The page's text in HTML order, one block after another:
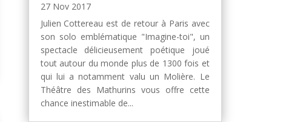
27 Nov 2017
Julien Cottereau est de retour à Paris avec
son solo emblématique "Imagine-toi", un
spectacle délicieusement poétique joué
tout autour du monde plus de 1300 fois et
qui lui a notamment valu un Molière. Le
Théâtre des Mathurins vous offre cette
chance inestimable de...